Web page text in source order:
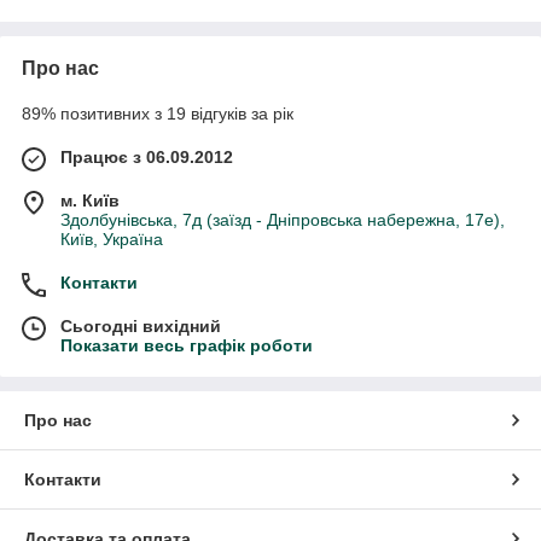
Меблева крайка – цетонка смуга, за допомогою якої
Про нас
89% позитивних з 19 відгуків за рік
Працює з 06.09.2012
м. Київ
Здолбунівська, 7д (заїзд - Дніпровська набережна, 17е),
Київ, Україна
Контакти
Сьогодні вихідний
Показати весь графік роботи
Про нас
Контакти